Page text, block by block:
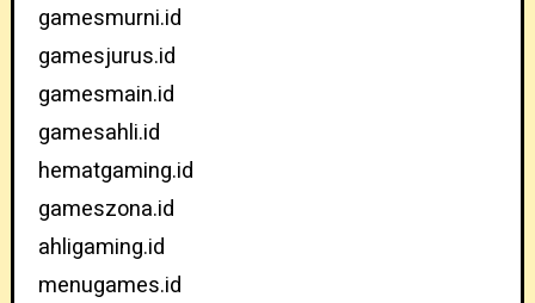
gamesmurni.id
gamesjurus.id
gamesmain.id
gamesahli.id
hematgaming.id
gameszona.id
ahligaming.id
menugames.id